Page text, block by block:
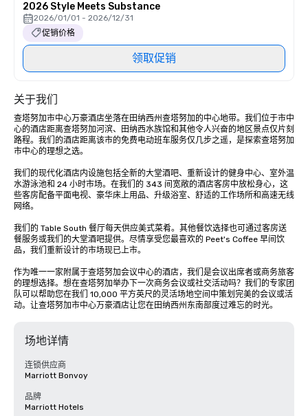
2026 Style Meets Substance
2026/01/01 - 2026/12/31
促销价格
领取促销
关于我们
查塔努加市中心万豪酒店坐落在田纳西州查塔努加的中心地带。我们位于市中
心的酒店距离查塔努加河滨、田纳西水族馆和其他令人兴奋的地区景点仅片刻
路程。我们的酒店距离该市的免费电动班车服务仅几步之遥，是探索查塔努加
市中心的理想之选。
我们的现代化酒店内设施包括全新的大堂酒吧、重新设计的健身中心、室外温
水游泳池和 24 小时市场。在我们的 343 间宽敞的酒店客房中放松身心，这
些客房配备平面电视、豪华床上用品、升级浴室、舒适的工作场所和高速无线
网络。
我们的 Table South 餐厅每天供应美式菜肴。其他餐饮选择也可通过客房送
餐服务或我们的大堂酒吧提供。尽情享受您最喜欢的 Peet's Coffee 早间饮
品，我们重新设计的市场现已上市。
作为唯一一家附属于查塔努加会议中心的酒店，我们是会议出席者或商务旅客
的理想选择。想在查塔努加举办下一次商务会议或社交活动吗？我们的专家团
队可以帮助您在我们 10,000 平方英尺的灵活场地空间中策划完美的会议或活
动。让查塔努加市中心万豪酒店让您在田纳西州东南部度过难忘的时光。
场地详情
连锁供应商
Marriott Bonvoy
品牌
Marriott Hotels